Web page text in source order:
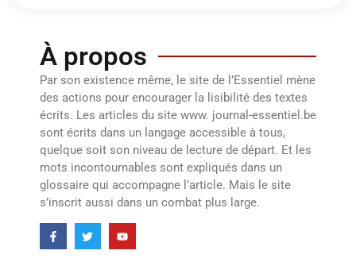
À propos
Par son existence même, le site de l’Essentiel mène
des actions pour encourager la lisibilité des textes
écrits. Les articles du site www. journal-essentiel.be
sont écrits dans un langage accessible à tous,
quelque soit son niveau de lecture de départ. Et les
mots incontournables sont expliqués dans un
glossaire qui accompagne l’article. Mais le site
s’inscrit aussi dans un combat plus large.